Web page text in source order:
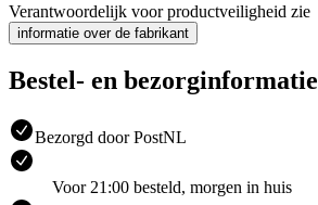
Verantwoordelijk voor productveiligheid zie
informatie over de fabrikant
Bestel- en bezorginformatie
Bezorgd door PostNL
Voor 21:00 besteld, morgen in huis